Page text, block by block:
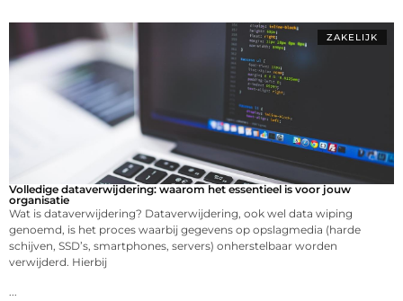
ZAKELIJK
Volledige dataverwijdering: waarom het essentieel is voor jouw
organisatie
Wat is dataverwijdering? Dataverwijdering, ook wel data wiping
genoemd, is het proces waarbij gegevens op opslagmedia (harde
schijven, SSD’s, smartphones, servers) onherstelbaar worden
verwijderd. Hierbij